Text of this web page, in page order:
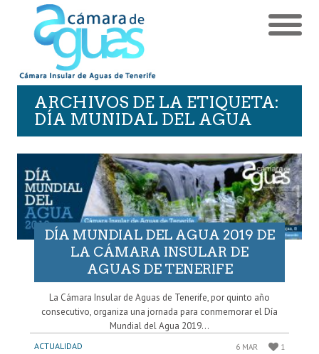
ARCHIVOS DE LA ETIQUETA:
DÍA MUNIDAL DEL AGUA
DÍA MUNDIAL DEL AGUA 2019 DE
LA CÁMARA INSULAR DE
AGUAS DE TENERIFE
La Cámara Insular de Aguas de Tenerife, por quinto año
consecutivo, organiza una jornada para conmemorar el Día
Mundial del Agua 2019...
ACTUALIDAD 6 MAR 1